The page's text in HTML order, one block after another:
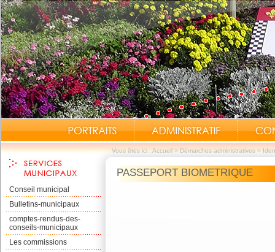
Vous êtes ici :Accueil>Démarches administratives>
Conseil municipal
Bulletins-municipaux
comptes-rendus-des-
conseils-municipaux
Les commissions
PASSEPORT BIOMETRIQUE